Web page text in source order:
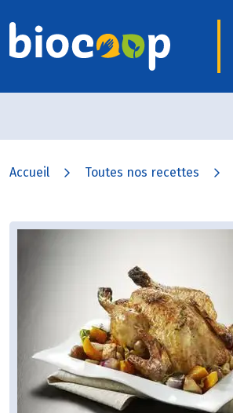
Accueil Toutes nos recettes